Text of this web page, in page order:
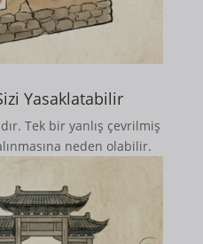
Yasaklatabilir
Tek bir yanlış çevrilmiş
neden olabilir.